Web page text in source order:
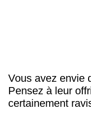
Vous avez envie
Pensez à leur
certainement